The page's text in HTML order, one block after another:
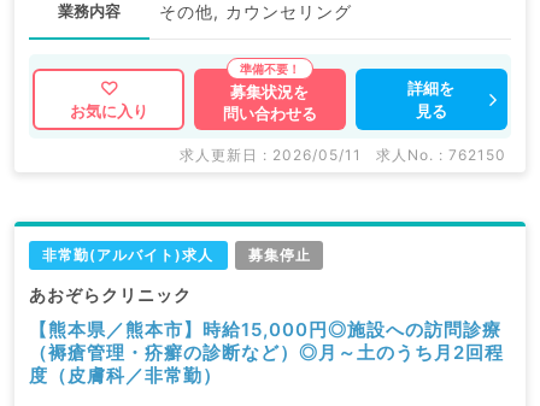
業務内容 その他, カウンセリング
お気に入り
募集状況を
問い合わせる
詳細を
見る
求人更新日 : 2026/05/11 求人No. : 762150
非常勤(アルバイト)求人 募集停止
あおぞらクリニック
【熊本県／熊本市】時給15,000円◎施設への訪問診療
（褥瘡管理・疥癬の診断など）◎月～土のうち月2回程
度（皮膚科／非常勤）